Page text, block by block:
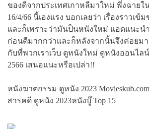
ของดีจากประเทศเกาหลีมาใหม่ พึ่งฉายใ
16/4/66 นี้เองแรง บอกเลยว่า เรื่องราวเ
และก็เพราะว่ามันป็นหนังใหม่ แอดแนะ
ก่อนดีมากกว่าและก็หลังจากนั้นจึงค่อยม
กับที่พวกเราเว็บ ดูหนังใหม่ ดูหนังออนไล
2566 เสนอแนะหรือเปล่า!!
หนังฆาตกรรม ดูหนัง 2023 Movieskub.com
สารคดี ดูหนัง 2023หนังบู๊ Top 15